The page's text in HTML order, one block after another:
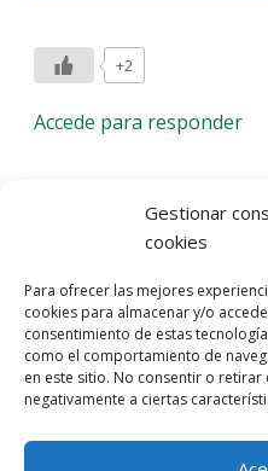
Gestionar
cookies
Para ofrecer las mejores
cookies para almacenar y/o
consentimiento de estas
como el comportamiento de
en este sitio. No consentir o
negativamente a ciertas
+2
Accede para responder
Deja una respuesta
comentario.
Entra con tu red social
He leído y acepto laPolítica de